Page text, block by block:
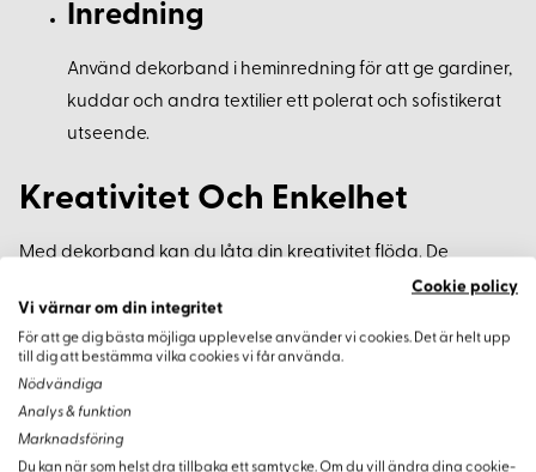
Inredning
Använd dekorband i heminredning för att ge gardiner,
kuddar och andra textilier ett polerat och sofistikerat
utseende.
Kreativitet Och Enkelhet
Med dekorband kan du låta din kreativitet flöda. De
erbjuder enkel hantering och en mängd möjligheter för att
testa olika stilkombinationer, vilket öppnar upp för personlig
anpassning av dina projekt.
Köpinformation
Minsta köpmängd för dekorband är 50 cm, så du kan
Cookie policy
Vi värnar om din integritet
För att ge dig bästa möjliga upplevelse använder vi cookies. Det är helt upp
till dig att bestämma vilka cookies vi får använda.
Nödvändiga
Analys & funktion
Marknadsföring
Du kan när som helst dra tillbaka ett samtycke. Om du vill ändra dina cookie-